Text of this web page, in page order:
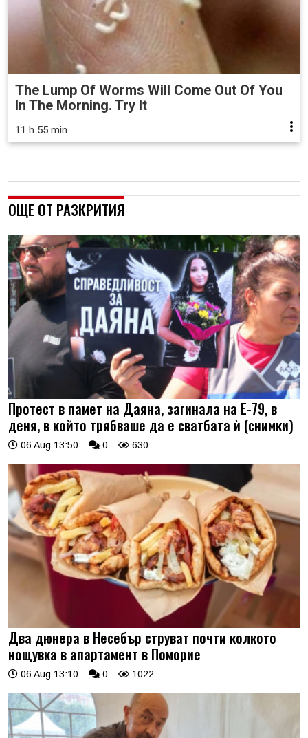
The Lump Of Worms Will Come Out Of You
In The Morning. Try It
11 h 55 min
ОЩЕ ОТ РАЗКРИТИЯ
Протест в памет на Даяна, загинала на Е-79, в
деня, в който трябваше да е сватбата ѝ (снимки)
06 Aug 13:50 0 630
Два дюнера в Несебър струват почти колкото
нощувка в апартамент в Поморие
06 Aug 13:10 0 1022